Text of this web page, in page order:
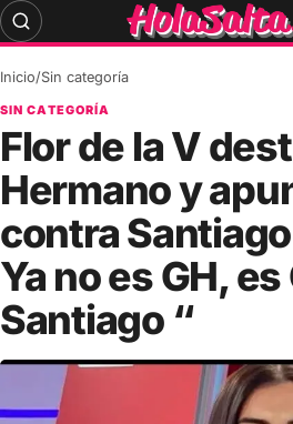
Skip
to
Inicio/Sin categoría
SIN CATEGORÍA
Flor de la V
Hermano y
contra
Ya no es GH, es
Santiago “